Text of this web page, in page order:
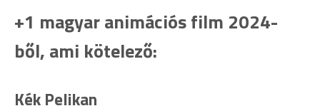
+1 magyar animációs film 2024-
ből, ami kötelező:
Kék Pelikan